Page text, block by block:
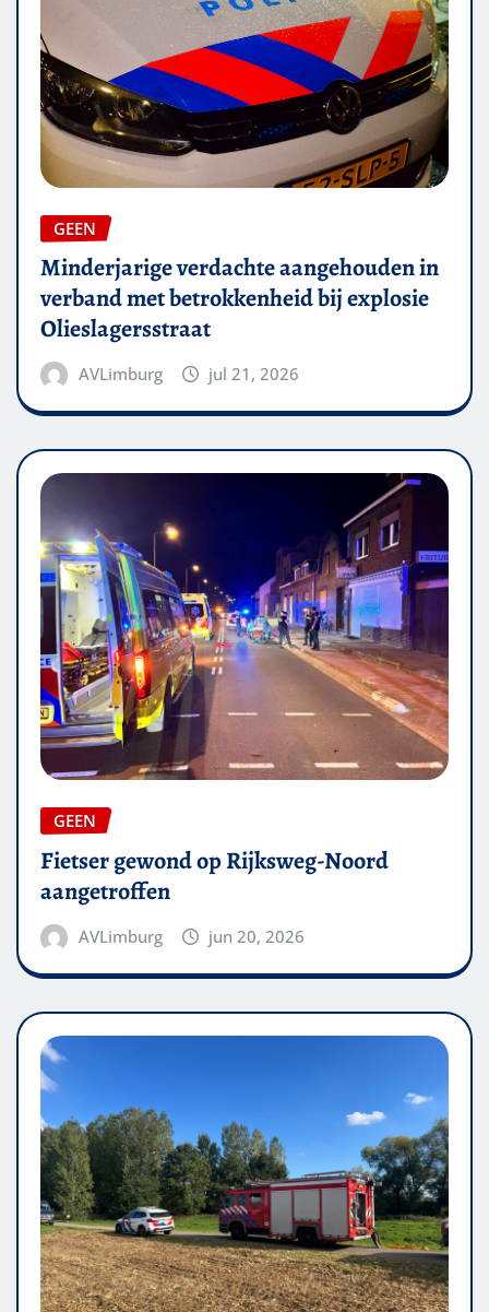
GEEN
Minderjarige verdachte aangehouden in
verband met betrokkenheid bij explosie
Olieslagersstraat
AVLimburg jul 21, 2026
GEEN
Fietser gewond op Rijksweg-Noord
aangetroffen
AVLimburg jun 20, 2026